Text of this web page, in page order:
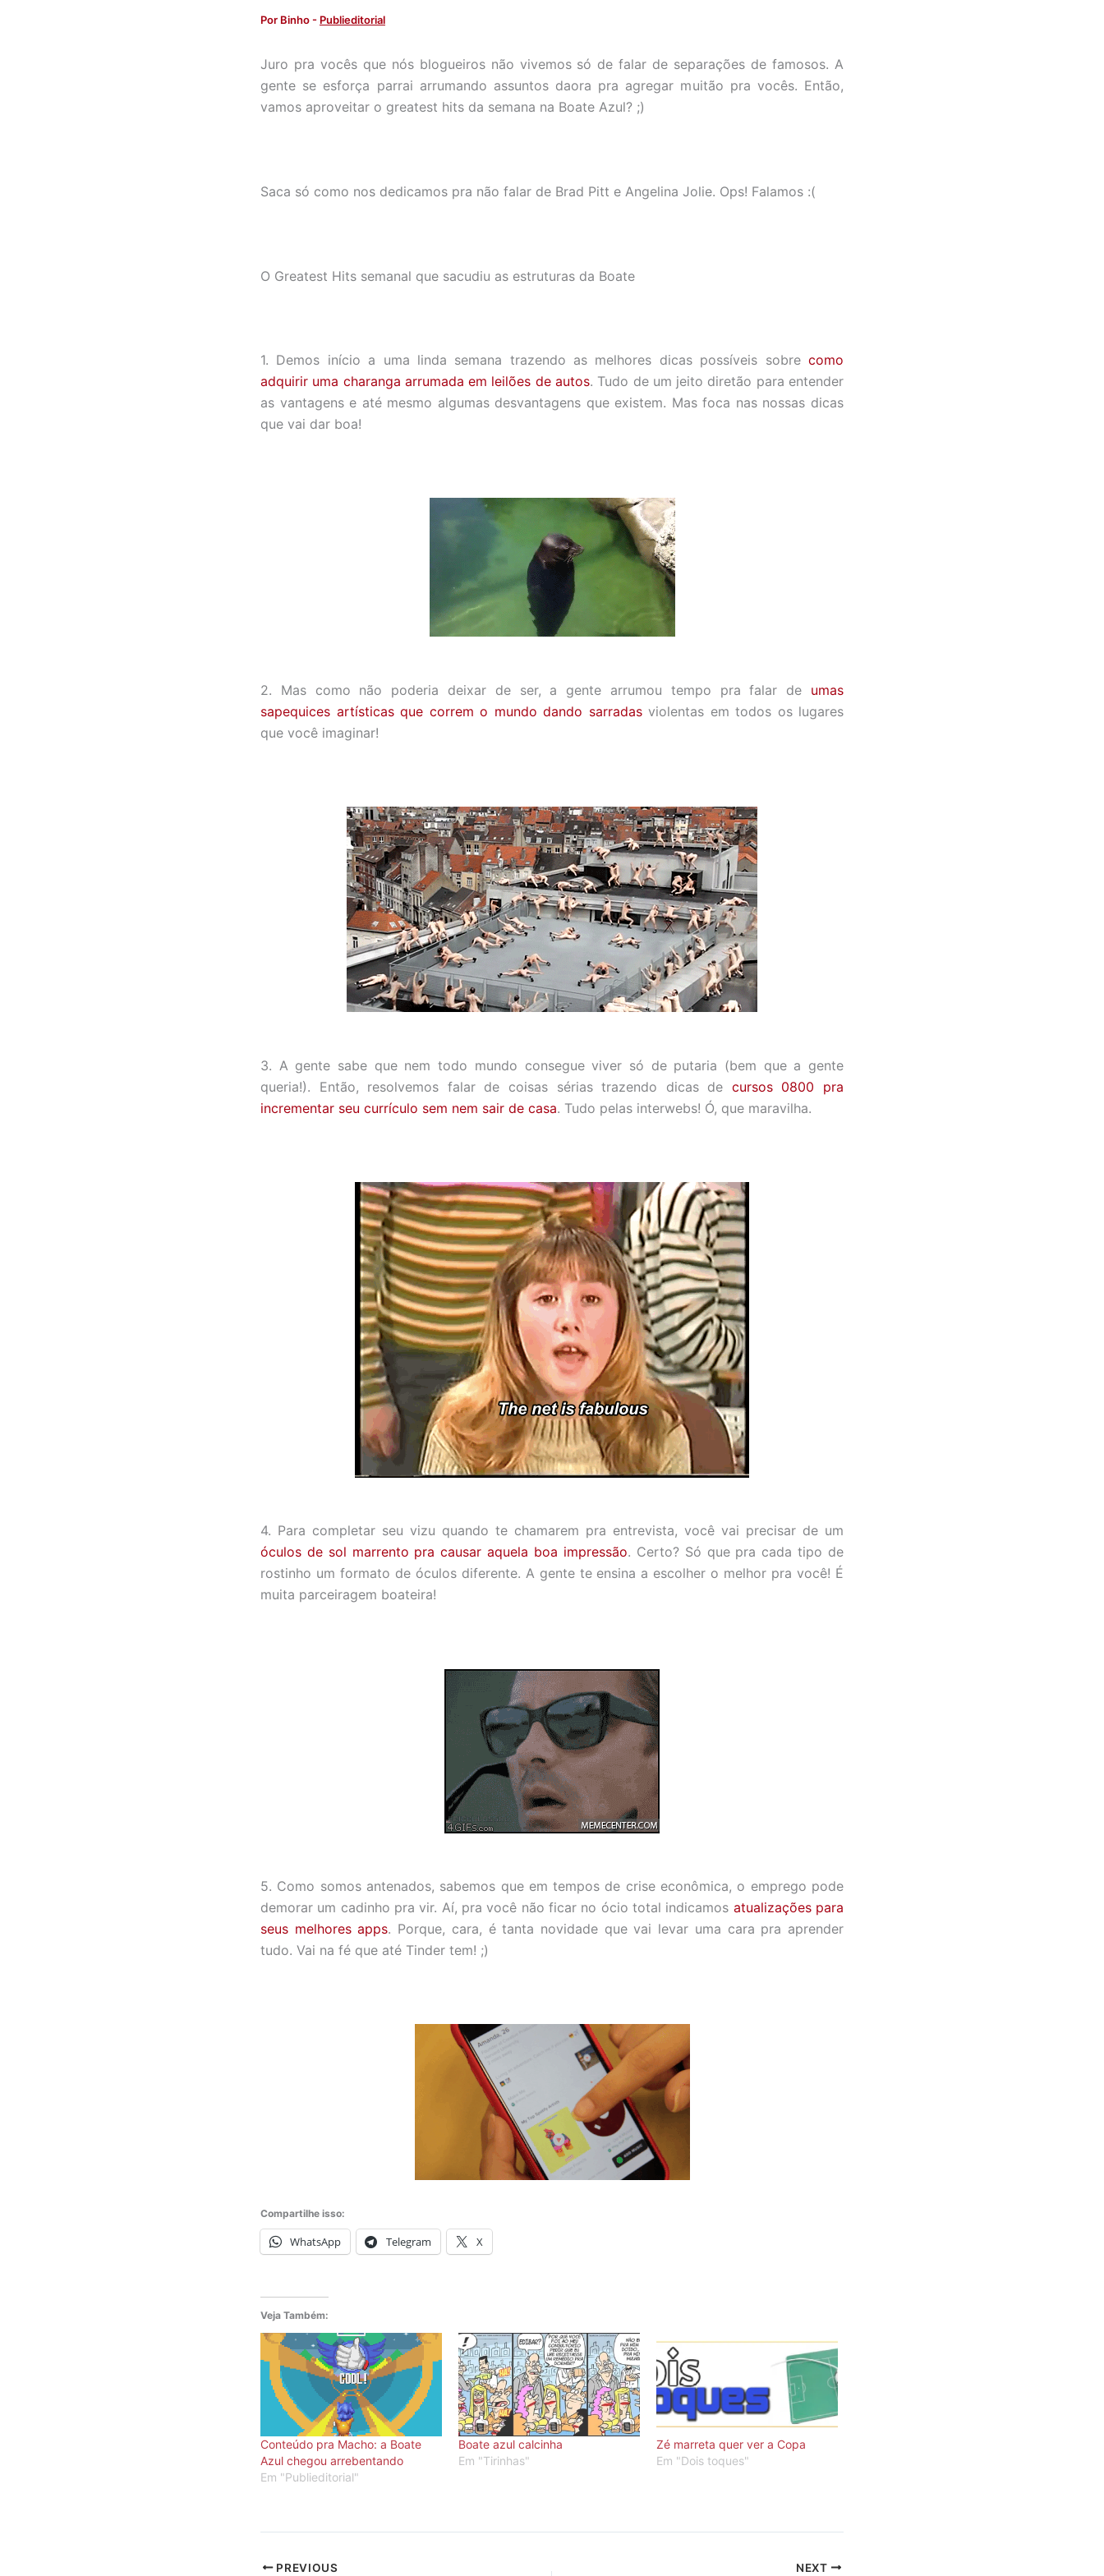
Por Binho- Publieditorial
Juro pra vocês que nós blogueiros não vivemos só de falar de separações de famosos. A
gente se esforça parrai arrumando assuntos daora pra agregar muitão pra vocês. Então,
vamos aproveitar o greatest hits da semana na Boate Azul? ;)
Saca só como nos dedicamos pra não falar de Brad Pitt e Angelina Jolie. Ops! Falamos :(
O Greatest Hits semanal que sacudiu as estruturas da Boate
1. Demos início a uma linda semana trazendo as melhores dicas possíveis sobre como
adquirir uma charanga arrumada em leilões de autos. Tudo de um jeito diretão para entender
as vantagens e até mesmo algumas desvantagens que existem. Mas foca nas nossas dicas
que vai dar boa!
2. Mas como não poderia deixar de ser, a gente arrumou tempo pra falar de umas
sapequices artísticas que correm o mundo dando sarradasviolentas em todos os lugares
que você imaginar!
3. A gente sabe que nem todo mundo consegue viver só de putaria (bem que a gente
queria!). Então, resolvemos falar de coisas sérias trazendo dicas de cursos 0800 pra
incrementar seu currículo sem nem sair de casa. Tudo pelas interwebs! Ó, que maravilha.
4. Para completar seu vizu quando te chamarem pra entrevista, você vai precisar de um
óculos de sol marrento pra causar aquela boa impressão. Certo? Só que pra cada tipo de
rostinho um formato de óculos diferente. A gente te ensina a escolher o melhor pra você! É
muita parceiragem boateira!
5. Como somos antenados, sabemos que em tempos de crise econômica, o emprego pode
demorar um cadinho pra vir. Aí, pra você não ficar no ócio total indicamos atualizações para
seus melhores apps. Porque, cara, é tanta novidade que vai levar uma cara pra aprender
tudo. Vai na fé que até Tinder tem! ;)
Compartilhe isso:
WhatsApp Telegram X
Veja Também:
Conteúdo pra Macho: a Boate
Azul chegou arrebentando
Em "Publieditorial"
Boate azul calcinha
Em "Tirinhas"
Zé marreta quer ver a Copa
Em "Dois toques"
PREVIOUS NEXT